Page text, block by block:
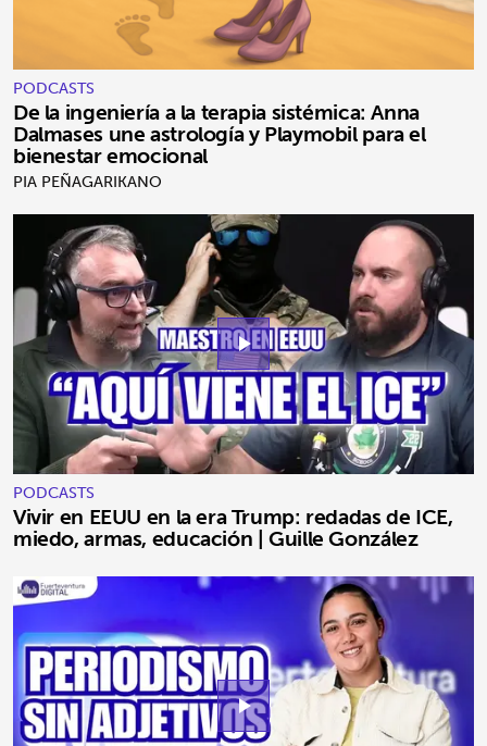
PODCASTS
De la ingeniería a la terapia sistémica: Anna
Dalmases une astrología y Playmobil para el
bienestar emocional
PIA PEÑAGARIKANO
play_arrow
PODCASTS
Vivir en EEUU en la era Trump: redadas de ICE,
miedo, armas, educación | Guille González
play_arrow